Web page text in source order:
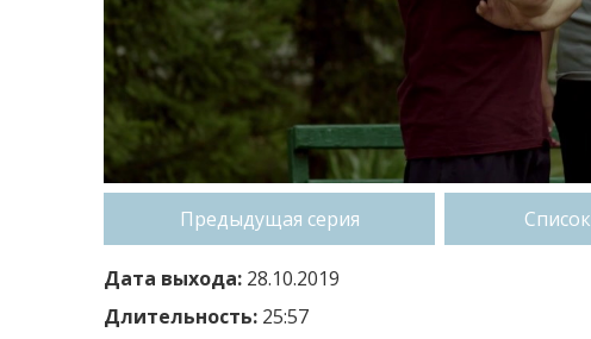
Предыдущая серия
Дата выхода: 28.10.2019
Длительность: 25:57